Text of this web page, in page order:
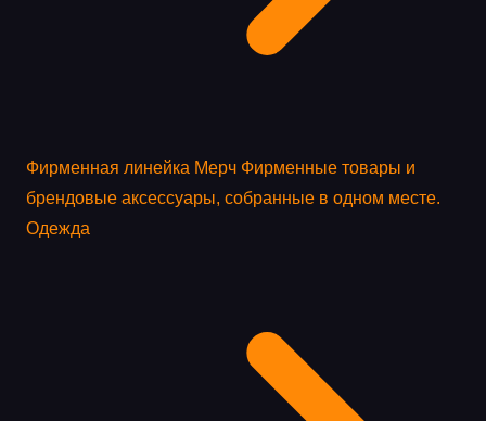
Фирменная линейка Мерч Фирменные товары и
брендовые аксессуары, собранные в одном месте.
Одежда